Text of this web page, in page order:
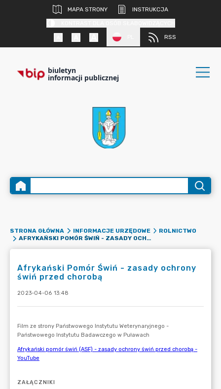
MAPA STRONY
INSTRUKCJA
RSS
biuletyn
informacji publicznej
STRONA GŁÓWNA INFORMACJE URZĘDOWE
ROLNICTWO
AFRYKAŃSKI POMÓR ŚWIŃ - ZASADY OCHRONY ŚWIŃ PRZED CHOROBĄ
Afrykański Pomór Świń - zasady ochrony
świń przed chorobą
2023-04-06 13:48
ZAŁĄCZNIKI